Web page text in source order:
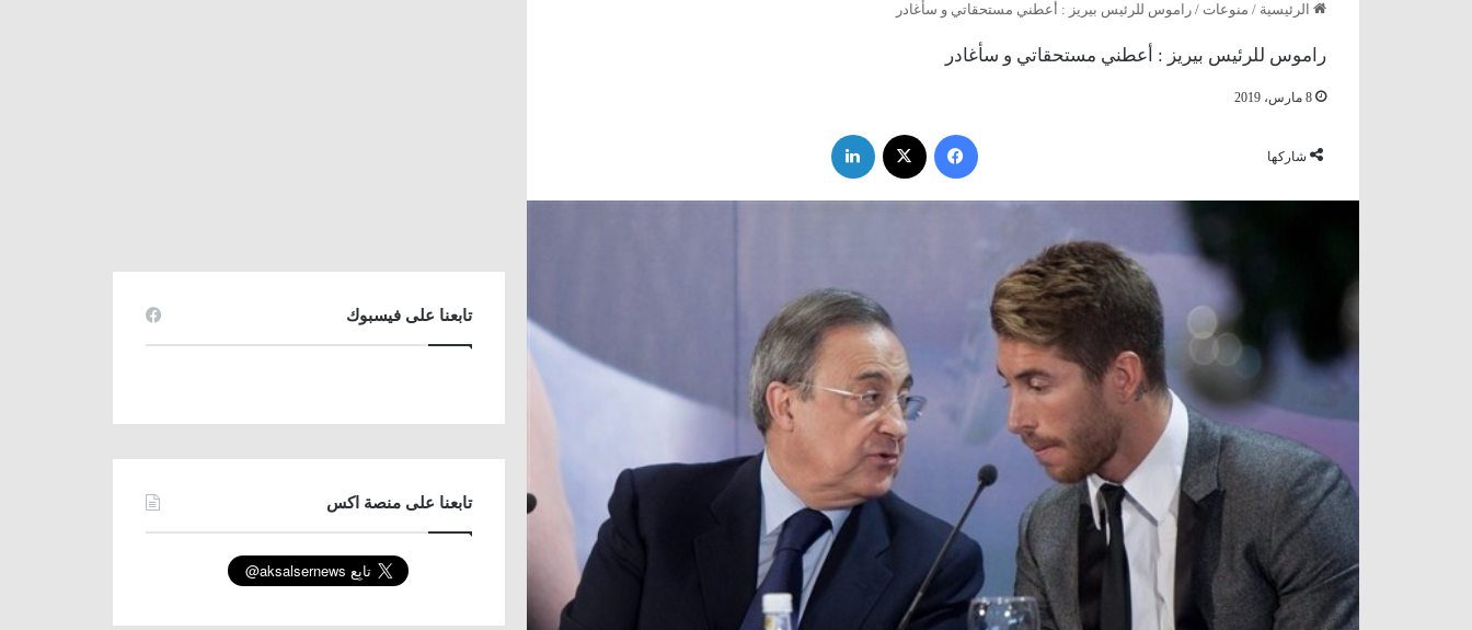
الرئيسية / منوعات / راموس للرئيس بيريز : أعطني مستحقاتي و سأغادر
راموس للرئيس بيريز : أعطني مستحقاتي و سأغادر
8 مارس، 2019
شاركها
فيسبوك
تابعنا على فيسبوك
تابعنا على منصة اكس